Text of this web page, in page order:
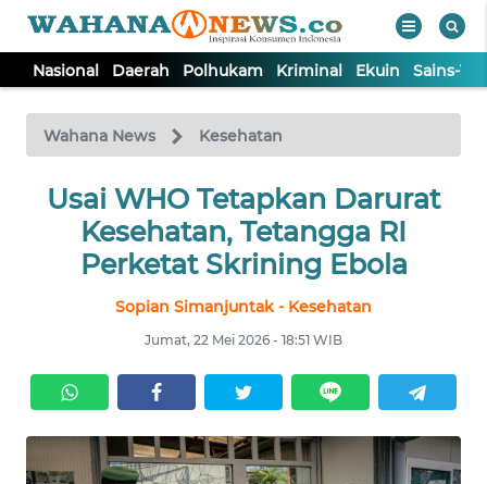
Nasional Daerah Polhukam Kriminal Ekuin Sains-
Wahana News Kesehatan
Usai WHO Tetapkan Darurat
Kesehatan, Tetangga RI
Perketat Skrining Ebola
Sopian Simanjuntak - Kesehatan
Jumat, 22 Mei 2026 - 18:51 WIB
TV
Tutup
NASIONAL
DAERAH
POLHUKAM
KRIMINAL
EKUIN